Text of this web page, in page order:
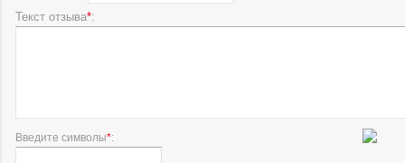
Текст отзыва*:
Введите символы*: